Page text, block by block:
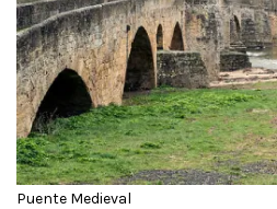
Puente Medieval